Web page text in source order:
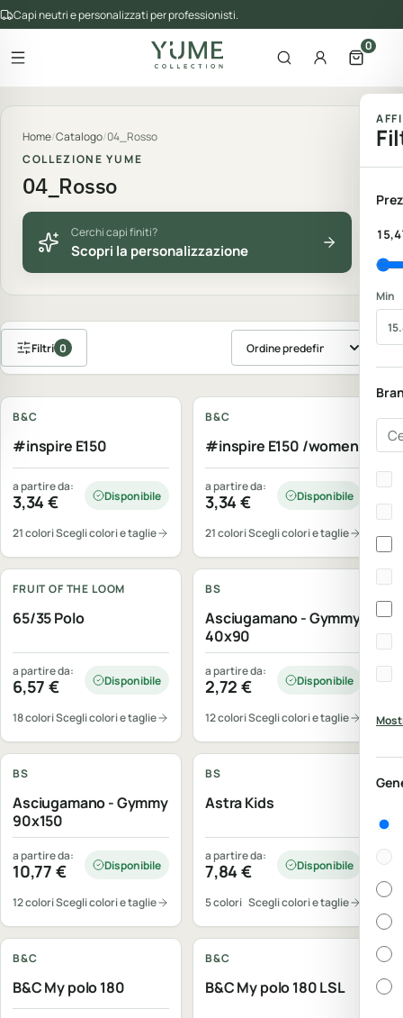
Capi neutri e personalizzati per professionisti.
Apri il menu
del catalogo
Apri la ricerca
AccountApri il
0
Home/Catalogo/04_Rosso
COLLEZIONE YUME
04_Rosso
Cerchi capi finiti?
Scopri la personalizzazione
Min
Filtri 0 Ordina prodotti
Personalizzabile
B&C
#inspire E150
a partire da:
3,34€ Disponibile
21 coloriScegli colori e taglie
Personalizzabile
B&C
#inspire E150 /women
a partire da:
3,34€ Disponibile
21 coloriScegli colori e taglie
FRUIT OF THE LOOM
65/35 Polo
a partire da:
6,57€ Disponibile
18 coloriScegli colori e taglie
BS
Asciugamano - Gymmy
40x90
a partire da:
2,72€ Disponibile
12 coloriScegli colori e taglie
BS
Asciugamano - Gymmy
90x150
a partire da:
10,77 € Disponibile
12 coloriScegli colori e taglie
BS
Astra Kids
a partire da:
7,84€ Disponibile
5 colori Scegli colori e taglie
B&C
B&C My polo 180
B&C
B&C My polo 180 LSL